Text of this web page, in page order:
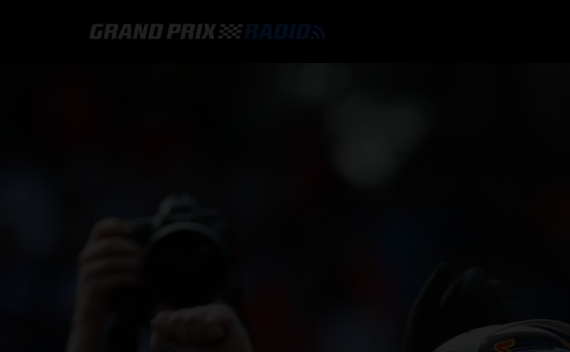
ONLINE RADIO LUISTEREN
F1 COUREURS KAMPIOENSCHAP